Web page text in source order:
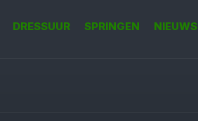
DRESSUUR SPRINGEN NIEUWS